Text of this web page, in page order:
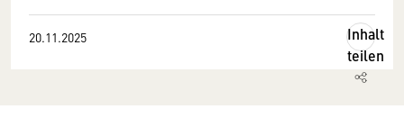
20.11.2025
Inhalt
teilen